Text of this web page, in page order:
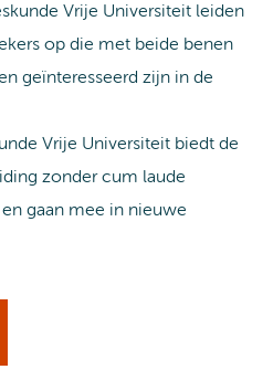
Vrije Universiteit leiden
op die met beide benen
geïnteresseerd zijn in de
Vrije Universiteit biedt de
zonder cum laude
gaan mee in nieuwe